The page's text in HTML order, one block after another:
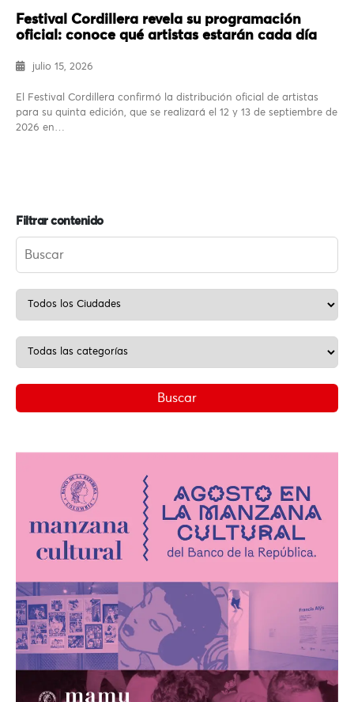
Festival Cordillera revela su programación
oficial: conoce qué artistas estarán cada día
julio 15, 2026
El Festival Cordillera confirmó la distribución oficial de artistas
para su quinta edición, que se realizará el 12 y 13 de septiembre de
2026 en…
Filtrar contenido